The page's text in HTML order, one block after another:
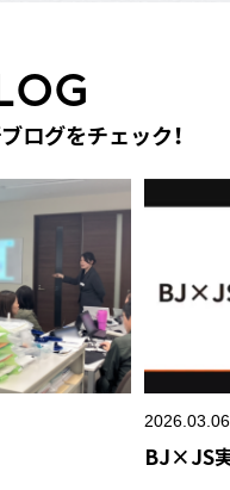
OG
ブログをチェック！
2026.03.06
BJ×JS